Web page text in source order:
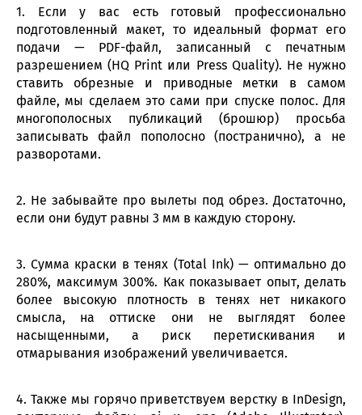
1. Если у вас есть готовый профессионально
подготовленный макет, то идеальный формат его
подачи — PDF-файл, записанный с печатным
разрешением (HQ Print или Press Quality). Не нужно
ставить обрезные и приводные метки в самом
файле, мы сделаем это сами при спуске полос. Для
многополосных публикаций (брошюр) просьба
записывать файл пополосно (постранично), а не
разворотами.
2. Не забывайте про вылеты под обрез. Достаточно,
если они будут равны 3 мм в каждую сторону.
3. Сумма краски в тенях (Total Ink) — оптимально до
280%, максимум 300%. Как показывает опыт, делать
более высокую плотность в тенях нет никакого
смысла, на оттиске они не выглядят более
насыщенными, а риск перетискивания и
отмарывания изображений увеличивается.
4. Также мы горячо приветствуем верстку в InDesign,